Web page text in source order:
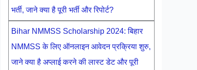
भर्ती, जाने क्या है पूरी भर्ती और रिपोर्ट?
Bihar NMMSS Scholarship 2024: बिहार
NMMSS के लिए ऑनलाइन आवेदन प्रक्रिया शुरु,
जाने क्या है अप्लाई करने की लास्ट डेट और पूरी